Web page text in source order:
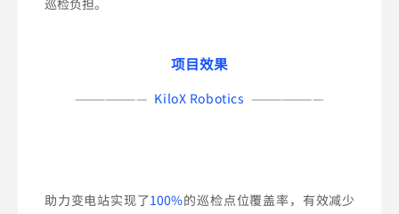
项目效果
——————— KiloX Robotics ———————
助力变电站实现了100%的巡检点位覆盖率，有效减少